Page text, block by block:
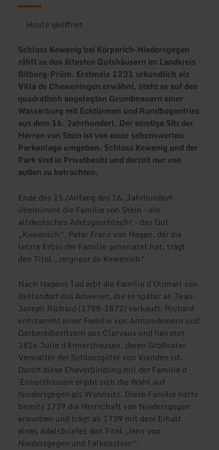
Heute geöffnet
Schloss Kewenig bei Körperich-Niedersgegen
zählt zu den ältesten Gutshäusern im Landkreis
Bitburg-Prüm. Erstmals 1231 urkundlich als
Villa de Cheweningen erwähnt, steht es auf den
quadratisch angelegten Grundmauern einer
Wasserburg mit Ecktürmen und Rundbogenfries
aus dem 16. Jahrhundert. Der einstige Sitz der
Herren von Stein ist von einer sehenswerten
Parkanlage umgeben. Schloss Kewenig und der
Park sind in Privatbesitz und derzeit nur von
außen zu betrachten.
Ende des 15./Anfang des 16. Jahrhundert
übernimmt die Familie von Stein – ein
altdeutsches Adelsgeschlecht - das Gut
„Kewenich“. Peter Franz von Hagen, der die
letzte Erbin der Familie geheiratet hat, trägt
den Titel „seigneur de Kewenich“.
Nach Hagens Tod erbt die Familie d´Olimart von
Bettendorf das Anwesen, die es später an Jean-
Joseph Richard (1788-1872) verkauft. Richard
entstammt einer Familie von Amtsmännern und
Gerbereibesitzern aus Clervaux und heiratet
1816 Julie d´Ennershausen, deren Großvater
Verwalter der Schlossgüter von Vianden ist.
Durch diese Eheverbindung mit der Familie d
´Ennershausen ergibt sich die Wahl auf
Niedersgegen als Wohnsitz. Diese Familie hatte
bereits 1729 die Herrschaft von Niedersgegen
erworben und trägt ab 1739 mit dem Erhalt
eines Adelsbriefes den Titel „Herr von
Niedersgegen und Falkenstein“.